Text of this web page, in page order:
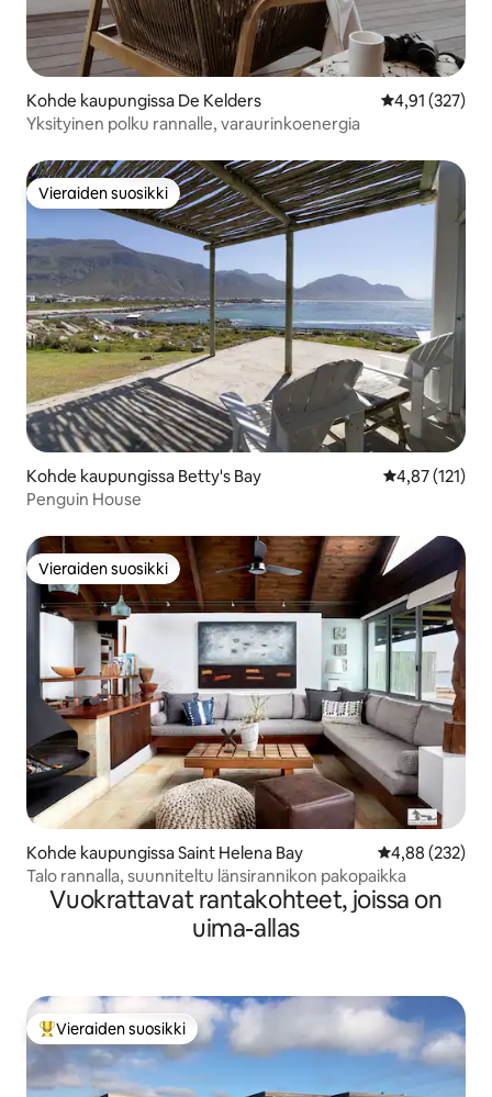
Kohde kaupungissa De Kelders
4,91 (327)
Yksityinen polku rannalle, varaurinkoenergia
Vieraiden suosikki
Vieraiden suosikki
Kohde kaupungissa Betty's Bay
4,87 (121)
Penguin House
Vieraiden suosikki
Vieraiden suosikki
Kohde kaupungissa Saint Helena Bay
4,88 (232)
Talo rannalla, suunniteltu länsirannikon pakopaikka
Vuokrattavat rantakohteet, joissa on
uima-allas
Vieraiden suosikkien parhaimmistoa
Vieraiden suosikki